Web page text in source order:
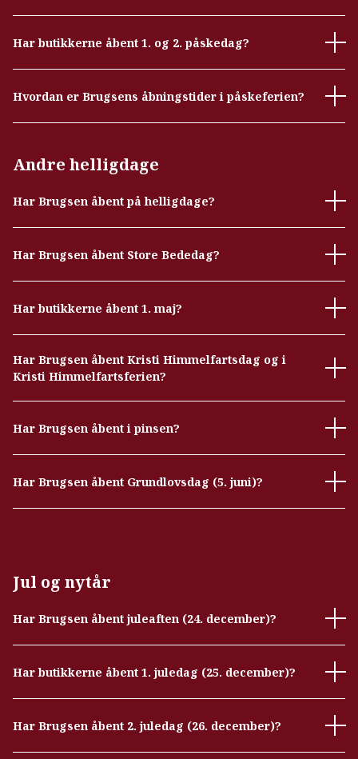
Har butikkerne åbent 1. og 2. påskedag?
Hvordan er Brugsens åbningstider i påskeferien?
Andre helligdage
Har Brugsen åbent på helligdage?
Har Brugsen åbent Store Bededag?
Har butikkerne åbent 1. maj?
Har Brugsen åbent Kristi Himmelfartsdag og i
Kristi Himmelfartsferien?
Har Brugsen åbent i pinsen?
Har Brugsen åbent Grundlovsdag (5. juni)?
Jul og nytår
Har Brugsen åbent juleaften (24. december)?
Har butikkerne åbent 1. juledag (25. december)?
Har Brugsen åbent 2. juledag (26. december)?